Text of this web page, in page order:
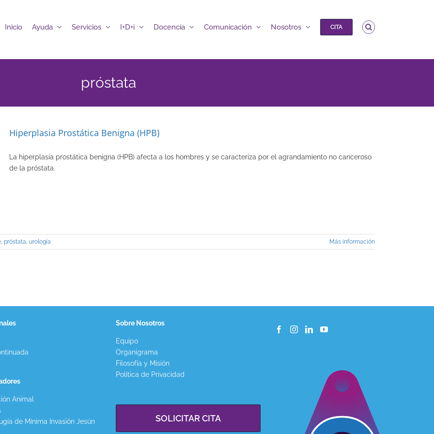
Inicio Ayuda Servicios I+D+i Docencia Comunicación Nosotros CITA
próstata
Hiperplasia Prostática Benigna (HPB)
La hiperplasia prostática benigna (HPB) afecta a los hombres y se caracteriza por el agrandamiento no canceroso
de la próstata.
, próstata, urología Más información
Animal
de Mínima Invasión Jesún
Sobre Nosotros
Equipo
Organigrama
Filosofía y Misión
Política de Privacidad
SOLICITAR CITA